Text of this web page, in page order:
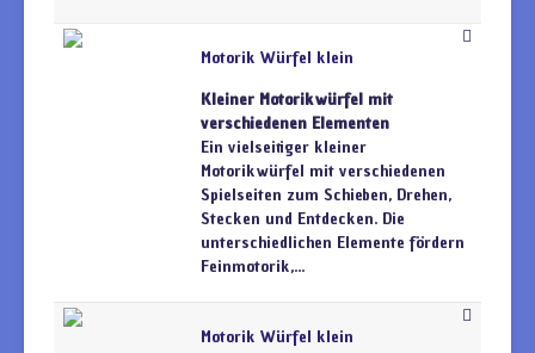
Motorik Würfel klein
Kleiner Motorikwürfel mit
verschiedenen Elementen
Ein vielseitiger kleiner
Motorikwürfel mit verschiedenen
Spielseiten zum Schieben, Drehen,
Stecken und Entdecken. Die
unterschiedlichen Elemente fördern
Feinmotorik,...
Motorik Würfel klein